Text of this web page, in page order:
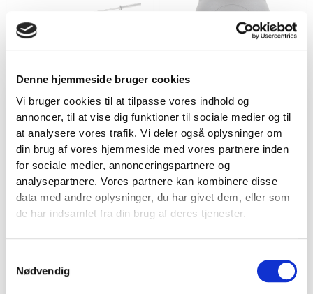
Denne hjemmeside bruger cookies
Vi bruger cookies til at tilpasse vores indhold og
annoncer, til at vise dig funktioner til sociale medier og til
at analysere vores trafik. Vi deler også oplysninger om
din brug af vores hjemmeside med vores partnere inden
for sociale medier, annonceringspartnere og
analysepartnere. Vores partnere kan kombinere disse
data med andre oplysninger, du har givet dem, eller som
de har indsamlet fra din brug af deres tjenester.
Nødvendig
Vægtstangssæt
VÆGTSTANGSSÆT │ 150 KG FARVEDE + 20
KG SØLV OLYMPISK VÆGTSTANG
6.599,00KR.
TILFØJ TIL KURV
COMPETITION KETTLEBELL 32 KG
929,00KR.
TILFØJ TIL KURV
VIND 2 VALGFRIE HÅNDVÆGTE 💥
Tilmeld dig nyhedsbrevet og deltag i
konkurrencen om 2 valgfrie
håndvægte. (Vælg selv vægten –
maks. 1.000 kr.)
Navn
Email